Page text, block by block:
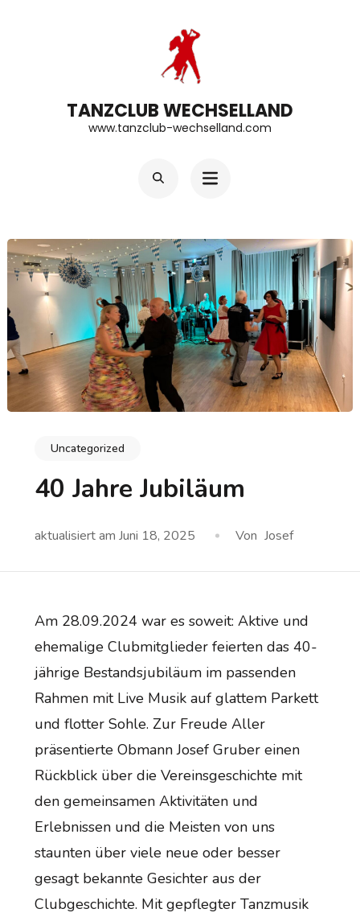
TANZCLUB WECHSELLAND
www.tanzclub-wechselland.com
Uncategorized
40 Jahre Jubiläum
aktualisiert am Juni 18, 2025 Von Josef
Am 28.09.2024 war es soweit: Aktive und
ehemalige Clubmitglieder feierten das 40-
jährige Bestandsjubiläum im passenden
Rahmen mit Live Musik auf glattem Parkett
und flotter Sohle. Zur Freude Aller
präsentierte Obmann Josef Gruber einen
Rückblick über die Vereinsgeschichte mit
den gemeinsamen Aktivitäten und
Erlebnissen und die Meisten von uns
staunten über viele neue oder besser
gesagt bekannte Gesichter aus der
Clubgeschichte. Mit gepflegter Tanzmusik